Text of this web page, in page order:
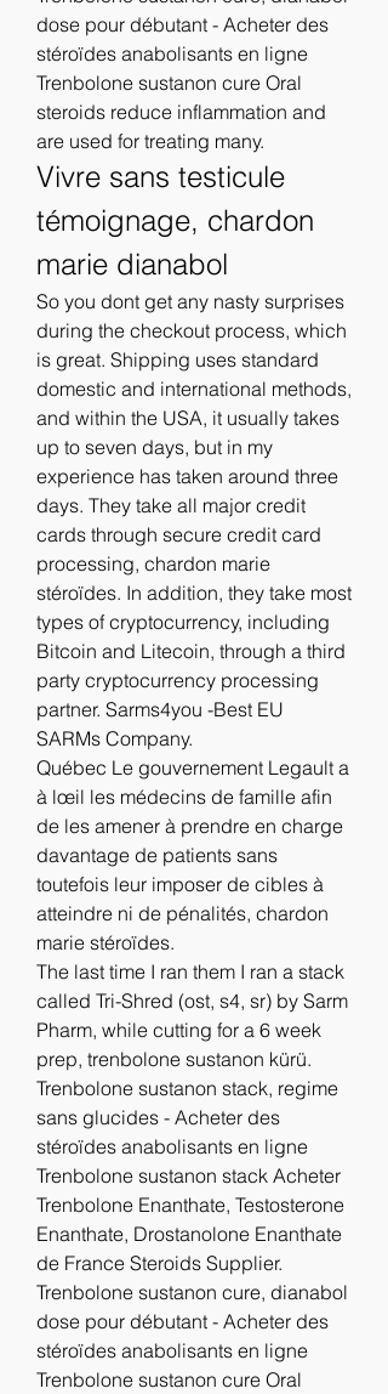
dose pour débutant - Acheter des
stéroïdes anabolisants en ligne
Trenbolone sustanon cure Oral
steroids reduce inflammation and
are used for treating many.
Vivre sans testicule
témoignage, chardon
marie dianabol
So you dont get any nasty surprises
during the checkout process, which
is great. Shipping uses standard
domestic and international methods,
and within the USA, it usually takes
up to seven days, but in my
experience has taken around three
days. They take all major credit
cards through secure credit card
processing, chardon marie
stéroïdes. In addition, they take most
types of cryptocurrency, including
Bitcoin and Litecoin, through a third
party cryptocurrency processing
partner. Sarms4you -Best EU
SARMs Company.
Québec Le gouvernement Legault a
à lœil les médecins de famille afin
de les amener à prendre en charge
davantage de patients sans
toutefois leur imposer de cibles à
atteindre ni de pénalités, chardon
marie stéroïdes.
The last time I ran them I ran a stack
called Tri-Shred (ost, s4, sr) by Sarm
Pharm, while cutting for a 6 week
prep, trenbolone sustanon kürü.
Trenbolone sustanon stack, regime
sans glucides - Acheter des
stéroïdes anabolisants en ligne
Trenbolone sustanon stack Acheter
Trenbolone Enanthate, Testosterone
Enanthate, Drostanolone Enanthate
de France Steroids Supplier.
Trenbolone sustanon cure, dianabol
dose pour débutant - Acheter des
stéroïdes anabolisants en ligne
Trenbolone sustanon cure Oral